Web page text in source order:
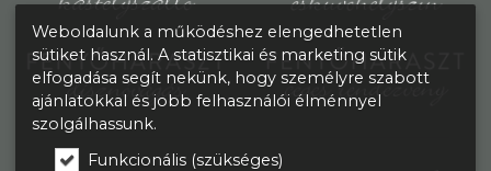
Weboldalunk a működéshez elengedhetetlen
sütiket használ. A statisztikai és marketing sütik
elfogadása segít nekünk, hogy személyre szabott
ajánlatokkal és jobb felhasználói élménnyel
szolgálhassunk.
Funkcionális (szükséges)